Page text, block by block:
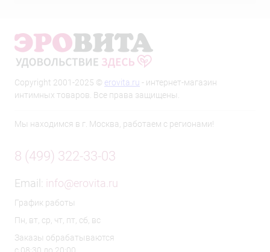
Copyright 2001-2025 © erovita.ru - интернет-магазин
интимных товаров. Все права защищены.
Мы находимся в г. Москва, работаем с регионами!
8 (499) 322-33-03
Email: info@erovita.ru
График работы
Пн, вт, ср, чт, пт, сб, вс
Заказы обрабатываются